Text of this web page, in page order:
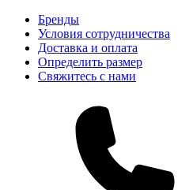
Бренды
Условия сотрудничества
Доставка и оплата
Определить размер
Свяжитесь с нами